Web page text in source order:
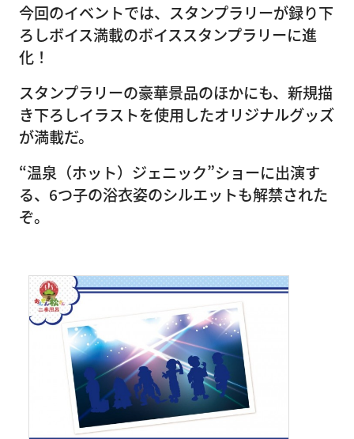
今回のイベントでは、スタンプラリーが録り下
ろしボイス満載のボイススタンプラリーに進
化！
スタンプラリーの豪華景品のほかにも、新規描
き下ろしイラストを使用したオリジナルグッズ
が満載だ。
“温泉（ホット）ジェニック”ショーに出演す
る、6つ子の浴衣姿のシルエットも解禁された
ぞ。